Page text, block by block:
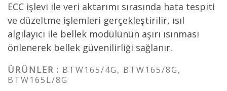
ECC işlevi ile veri aktarımı sırasında hata tespiti
ve düzeltme işlemleri gerçekleştirilir, ısıl
algılayıcı ile bellek modülünün aşırı ısınması
önlenerek bellek güvenilirliği sağlanır.
ÜRÜNLER : BTW165/4G, BTW165/8G,
BTW165L/8G